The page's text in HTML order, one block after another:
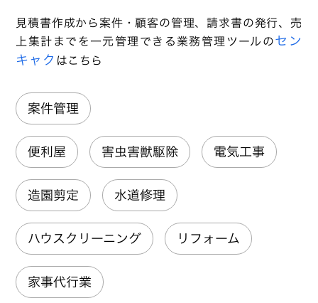
見積書作成から案件・顧客の管理、請求書の発行、売
上集計までを一元管理できる業務管理ツールのセン
キャク はこちら
案件管理
便利屋 害虫害獣駆除 電気工事
造園剪定 水道修理
ハウスクリーニング リフォーム
家事代行業